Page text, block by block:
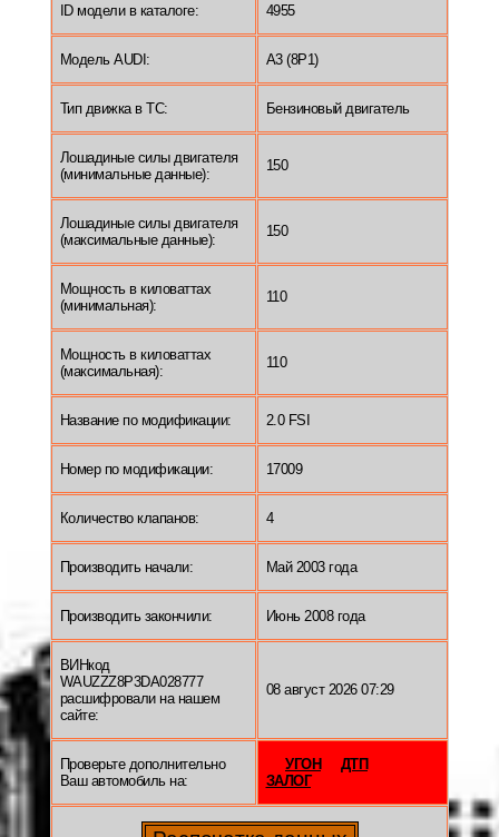
ID модели в каталоге: 4955
Модель AUDI: A3 (8P1)
Тип движка в ТС: Бензиновый двигатель
Лошадиные силы двигателя
(минимальные данные):
150
Лошадиные силы двигателя
(максимальные данные):
150
Мощность в киловаттах
(минимальная):
110
Мощность в киловаттах
(максимальная):
110
Название по модификации: 2.0 FSI
Номер по модификации: 17009
Количество клапанов: 4
Производить начали: Май 2003 года
Производить закончили: Июнь 2008 года
ВИНкод
WAUZZZ8P3DA028777
расшифровали на нашем
сайте:
08 август 2026 07:29
Проверьте дополнительно
Ваш автомобиль на:
УГОН
ДТП
ЗАЛОГ